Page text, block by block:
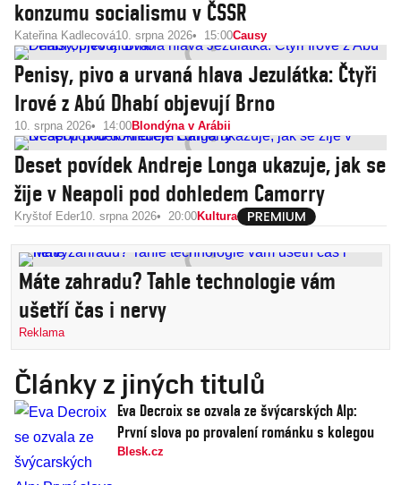
konzumu socialismu v ČSSR
Kateřina Kadlecová10. srpna 2026 15:00Causy
Penisy, pivo a urvaná hlava Jezulátka: Čtyři
Irové z Abú Dhabí objevují Brno
10. srpna 2026 14:00Blondýna v Arábii
Deset povídek Andreje Longa ukazuje, jak se
žije v Neapoli pod dohledem Camorry
Kryštof Eder10. srpna 2026 20:00Kultura
Máte zahradu? Tahle technologie vám
ušetří čas i nervy
Reklama
Články z jiných titulů
Eva Decroix se ozvala ze švýcarských Alp:
První slova po provalení románku s kolegou
Blesk.cz